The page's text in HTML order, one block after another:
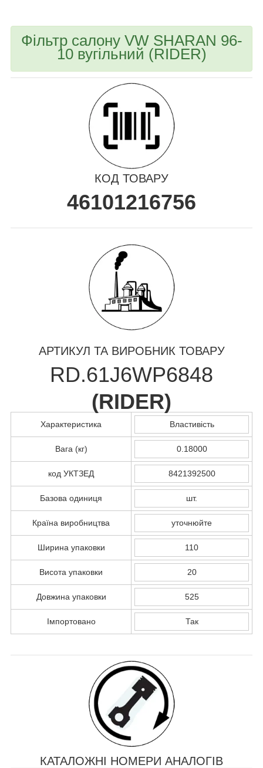
Фільтр салону VW SHARAN 96-
10 вугільний (RIDER)
КОД ТОВАРУ
46101216756
АРТИКУЛ ТА ВИРОБНИК ТОВАРУ
RD.61J6WP6848
(RIDER)
Характеристика Властивість
Вага (кг) 0.18000
код УКТЗЕД 8421392500
Базова одиниця шт.
Країна виробництва уточнюйте
Ширина упаковки 110
Висота упаковки 20
Довжина упаковки 525
Імпортовано Так
КАТАЛОЖНІ НОМЕРИ АНАЛОГІВ